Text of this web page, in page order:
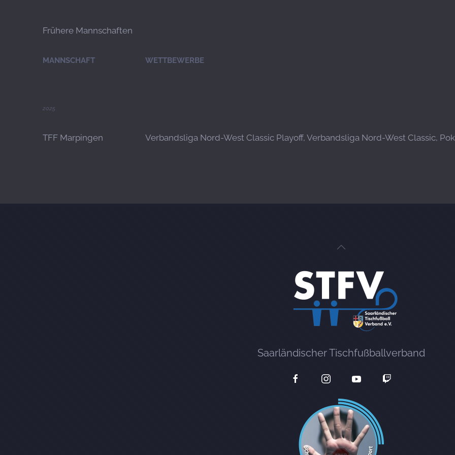
Frühere Mannschaften
MANNSCHAFT WETTBEWERBE
2025
TFF Marpingen Verbandsliga Nord-West Classic Playoff, Verbandsliga Nord-West Classic,
Saarländischer Tischfußballverband